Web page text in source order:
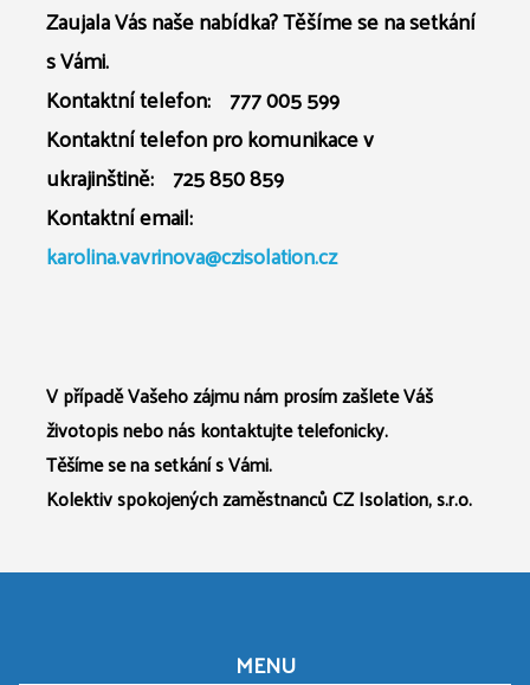
Zaujala Vás naše nabídka? Těšíme se na setkání
s Vámi.
Kontaktní telefon: 777 005 599
Kontaktní telefon pro komunikace v
ukrajinštině: 725 850 859
Kontaktní email:
karolina.vavrinova@czisolation.cz
V případě Vašeho zájmu nám prosím zašlete Váš
životopis nebo nás kontaktujte telefonicky.
Těšíme se na setkání s Vámi.
Kolektiv spokojených zaměstnanců CZ Isolation, s.r.o.
MENU